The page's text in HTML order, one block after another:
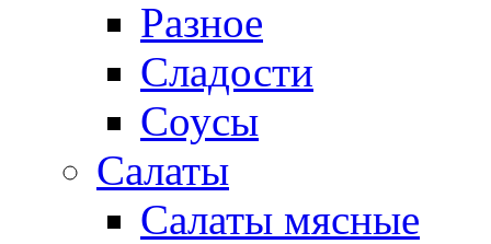
Разное
Сладости
Соусы
Салаты
Салаты мясные